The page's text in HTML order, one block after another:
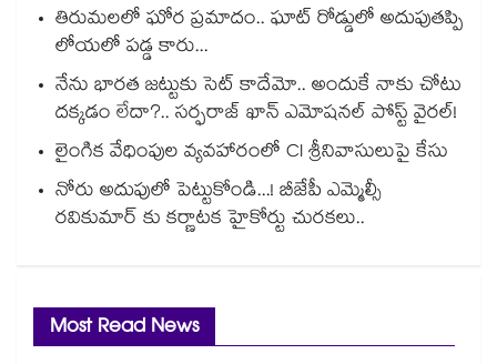
తిరుమలలో ఘోర ప్రమాదం.. ఘాట్ రోడ్డులో అదుపుతప్పి
లోయలో పడ్డ కారు...
నేను భారత జట్టుకు సెట్ కాదేమో.. అందుకే నాకు చోటు
దక్కడం లేదా?.. సర్ఫరాజ్ ఖాన్ ఎమోషనల్ పోస్ట్ వైరల్!
లైంగిక వేధింపుల వ్యవహారంలో CI శ్రీనివాసులుపై కేసు
నోరు అదుపులో పెట్టుకోండి...! బీజేపీ ఎమ్మెల్సీ
రవికుమార్ కు కర్ణాటక హైకోర్టు చురకలు..
Most Read News